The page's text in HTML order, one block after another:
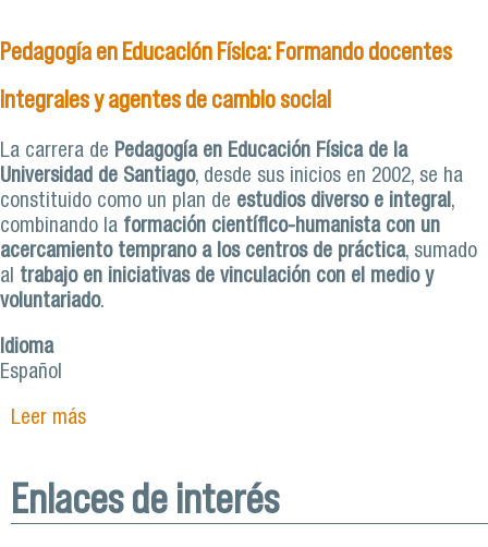
Pedagogía en Educación Física: Formando docentes
integrales y agentes de cambio social
La carrera de Pedagogía en Educación Física de la
Universidad de Santiago, desde sus inicios en 2002, se ha
constituido como un plan de estudios diverso e integral ,
combinando la formación científico-humanista con un
acercamiento temprano a los centros de práctica, sumado
al trabajo en iniciativas de vinculación con el medio y
voluntariado.
Idioma
Español
Leer mássobre Pedagogía en Educación Física: Formando
Enlaces de interés